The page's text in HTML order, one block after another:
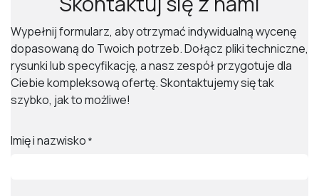
Wypełnij formularz, aby otrzymać indywidualną wycenę
dopasowaną do Twoich potrzeb. Dołącz pliki techniczne,
rysunki lub specyfikację, a nasz zespół przygotuje dla
Ciebie kompleksową ofertę. Skontaktujemy się tak
szybko, jak to możliwe!
Imię i nazwisko *